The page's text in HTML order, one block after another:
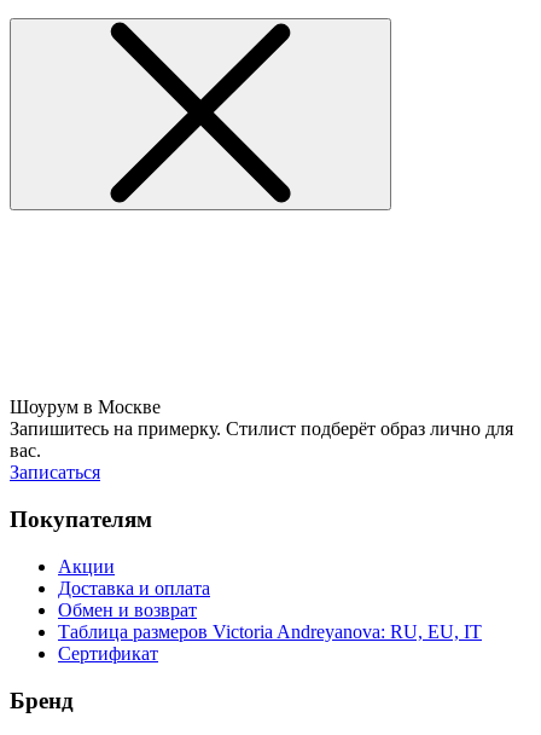
Шоурум в Москве
Запишитесь на примерку. Стилист подберёт образ лично для
вас.
Записаться
Покупателям
Акции
Доставка и оплата
Обмен и возврат
Таблица размеров Victoria Andreyanova: RU, EU, IT
Сертификат
Бренд